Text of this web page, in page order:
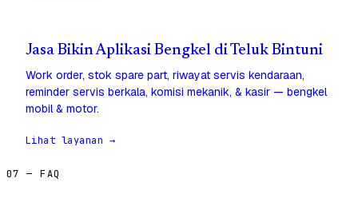
Jasa Bikin Aplikasi Bengkel di Teluk Bintuni
Work order, stok spare part, riwayat servis kendaraan,
reminder servis berkala, komisi mekanik, & kasir — bengkel
mobil & motor.
Lihat layanan →
07 — FAQ